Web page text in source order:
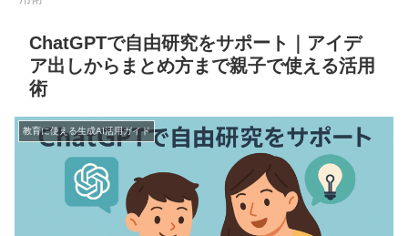
ChatGPTで自由研究をサポート｜アイデ
ア出しからまとめ方まで親子で使える活用
術
教育に使える生成AI活用ガイド